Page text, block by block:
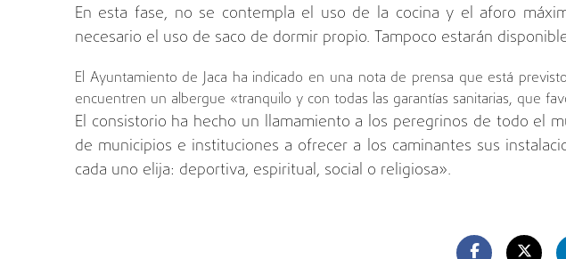
En esta fase, no se contempla el uso de la cocina y el aforo
necesario el uso de saco de dormir propio. Tampoco estarán
El Ayuntamiento de Jaca ha indicado en una nota de prensa que está
encuentren un albergue «tranquilo y con todas las garantías sanitarias, que
El consistorio ha hecho un llamamiento a los peregrinos de todo el
de municipios e instituciones a ofrecer a los caminantes sus
cada uno elija: deportiva, espiritual, social o religiosa».